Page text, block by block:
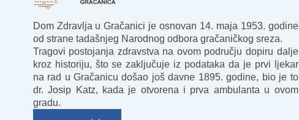
Dom Zdravlja u Gračanici je osnovan 14. maja 1953. godine
od strane tadašnjeg Narodnog odbora gračaničkog sreza.
Tragovi postojanja zdravstva na ovom području dopiru dalje
kroz historiju, što se zaključuje iz podataka da je prvi ljekar
na rad u Gračanicu došao još davne 1895. godine, bio je to
dr. Josip Katz, kada je otvorena i prva ambulanta u ovom
gradu.